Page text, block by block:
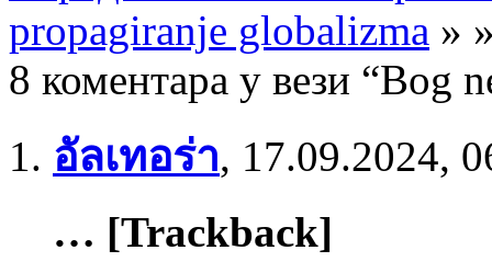
propagiranje globalizma »
8 коментара у вези “Bog
อัลเทอร่า, 17.09.2024,
… [Trackback]